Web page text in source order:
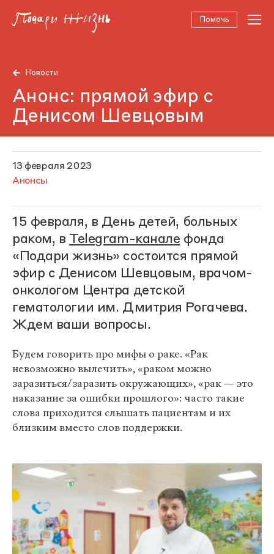
Помочь
Новости
Анонс: прямой эфир с
Денисом Шевцовым
13 февраля 2023
Анонсы
15 февраля, в День детей, больных
раком, в Telegram-канале фонда
«Подари жизнь» состоится прямой
эфир с Денисом Шевцовым, врачом-
онкологом Центра детской
гематологии им. Дмитрия Рогачева.
Ждем ваши вопросы.
Будем говорить про мифы о раке. «Рак
невозможно вылечить», «раком можно
заразиться/заразить окружающих», «рак — это
наказание за ошибки прошлого»: часто такие
слова приходится слышать пациентам и их
близким вместо слов поддержки.